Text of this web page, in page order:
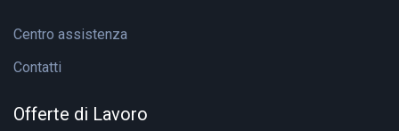
Centro assistenza
Contatti
Offerte di Lavoro